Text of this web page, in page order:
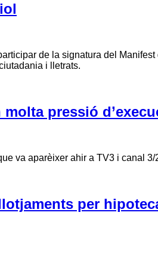
de la signatura del
i lletrats.
pressió
va aparèixer ahir a TV3 i canal
per